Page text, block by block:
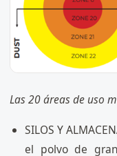
Las 20 áreas de uso
SILOS Y
el polvo de